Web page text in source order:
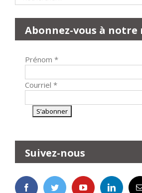
Abonnez-vous à
Prénom *
Courriel *
Suivez-nous